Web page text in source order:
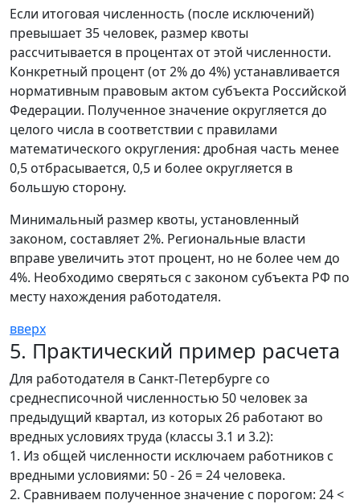
Если итоговая численность (после исключений)
превышает 35 человек, размер квоты
рассчитывается в процентах от этой численности.
Конкретный процент (от 2% до 4%) устанавливается
нормативным правовым актом субъекта Российской
Федерации. Полученное значение округляется до
целого числа в соответствии с правилами
математического округления: дробная часть менее
0,5 отбрасывается, 0,5 и более округляется в
большую сторону.
Минимальный размер квоты, установленный
законом, составляет 2%. Региональные власти
вправе увеличить этот процент, но не более чем до
4%. Необходимо сверяться с законом субъекта РФ по
месту нахождения работодателя.
вверх
5. Практический пример расчета
Для работодателя в Санкт-Петербурге со
среднесписочной численностью 50 человек за
предыдущий квартал, из которых 26 работают во
вредных условиях труда (классы 3.1 и 3.2):
1. Из общей численности исключаем работников с
вредными условиями: 50 - 26 = 24 человека.
2. Сравниваем полученное значение с порогом: 24 <